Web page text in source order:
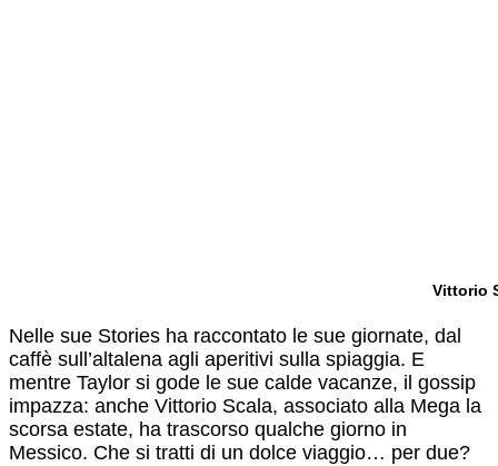
Vittorio
Nelle sue Stories ha raccontato le sue giornate, dal
caffè sull’altalena agli aperitivi sulla spiaggia. E
mentre Taylor si gode le sue calde vacanze, il gossip
impazza: anche Vittorio Scala, associato alla Mega la
scorsa estate, ha trascorso qualche giorno in
Messico. Che si tratti di un dolce viaggio… per due?